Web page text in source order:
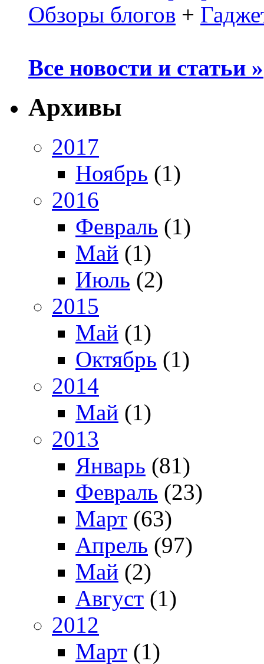
Обзоры блогов +
Все новости и статьи »
Архивы
2017
Ноябрь (1)
2016
Февраль (1)
Май (1)
Июль (2)
2015
Май (1)
Октябрь (1)
2014
Май (1)
2013
Январь (81)
Февраль (23)
Март (63)
Апрель (97)
Май (2)
Август (1)
2012
Март (1)